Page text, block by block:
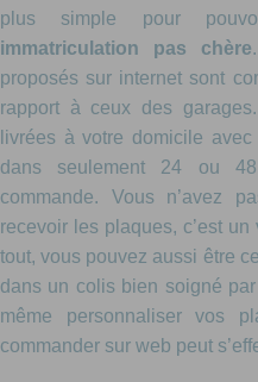
plus simple pour
immatriculation pas chère
proposés sur internet sont
rapport à ceux des
livrées à votre domicile
dans seulement 24 ou
commande. Vous n’avez
recevoir les plaques, c’est
tout, vous pouvez aussi être
dans un colis bien soigné
même personnaliser vos
commander sur web peut